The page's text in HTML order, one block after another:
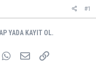
#1
YADA KAYIT OL.
WhatsApp
E-postaLink